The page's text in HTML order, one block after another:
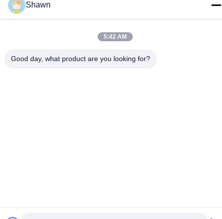
Chine Bonne qualité Convoyeur à vis Le fournisseur. -2026
droits réservés.
Shawn
5:42 AM
Good day, what product are you looking for?